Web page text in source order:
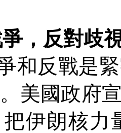
爭，反對歧
和反戰是
美國政府
伊朗核力